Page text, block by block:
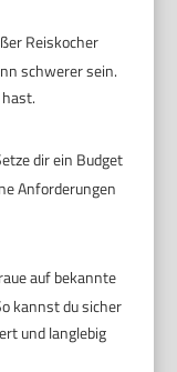
Reiskocher
schwerer sein.
dir ein Budget
Anforderungen
auf bekannte
kannst du sicher
und langlebig